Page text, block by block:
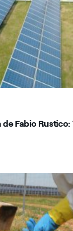
de Fabio Rustico: